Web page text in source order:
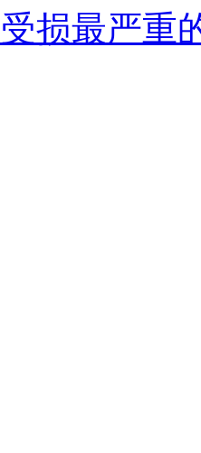
损最严重